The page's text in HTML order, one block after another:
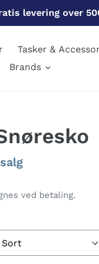
levering over
Tasker &
Brands
ved betaling.